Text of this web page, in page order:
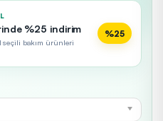
%25 indirim
seçili bakım ürünleri
%25